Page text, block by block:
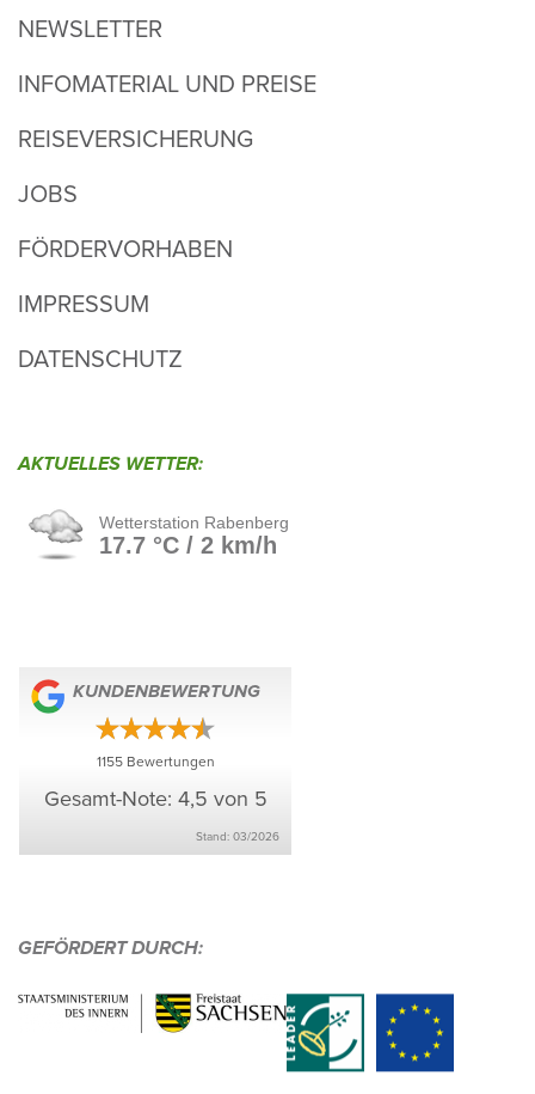
NEWSLETTER
INFOMATERIAL UND PREISE
REISEVERSICHERUNG
JOBS
FÖRDERVORHABEN
IMPRESSUM
DATENSCHUTZ
AKTU­ELLES WETTER:
KUNDEN­BE­WER­TUNG
1155Bewer­tungen
Gesamt-Note: 4,5 von 5
Stand: 03/​2026
GEFÖR­DERT DURCH: